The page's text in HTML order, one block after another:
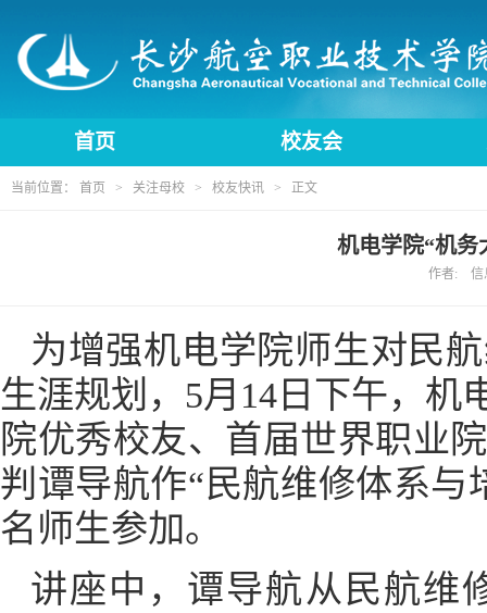
首页 校友会
当前位置： 首页 > 关注母校 > 校友快讯 > 正文
机电学院“机务
作者: 信
为增强机电学院师生对民
生涯规划，5月14日下午，机
院优秀校友、首届世界职业
判谭导航作“民航维修体系
名师生参加。
讲座中，谭导航从民航维